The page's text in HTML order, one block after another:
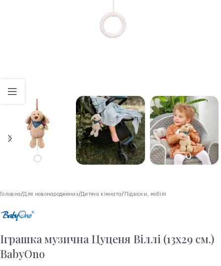
Головна /Для новонароджених/Дитяча кімната / Підвіски, мобілі
Іграшка музична Цуценя Віллі (13х29 см.)
BabyOno